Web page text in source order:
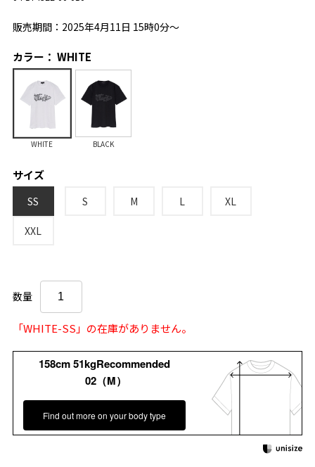
販売期間：2025年4月11日 15時0分～
カラー： WHITE
WHITE BLACK
サイズ
SS S M L XL
XXL
数量
「WHITE-SS」の在庫がありません。
158cm 51kgRecommended
02（M）
Find out more on your body type